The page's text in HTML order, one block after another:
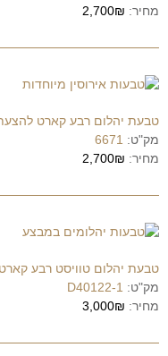
מחיר: 2,700₪
טבעת יהלום רבע קארט להצעת
מק"ט: 6671
מחיר: 2,700₪
טבעת יהלום טוויסט רבע
מק"ט: D40122-1
מחיר: 3,000₪